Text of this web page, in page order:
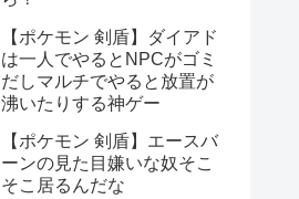
【ポケモン 剣盾】ダイアド
は一人でやるとNPCがゴミ
だしマルチでやると放置が
沸いたりする神ゲー
【ポケモン 剣盾】エースバ
ーンの見た目嫌いな奴そこ
そこ居るんだな